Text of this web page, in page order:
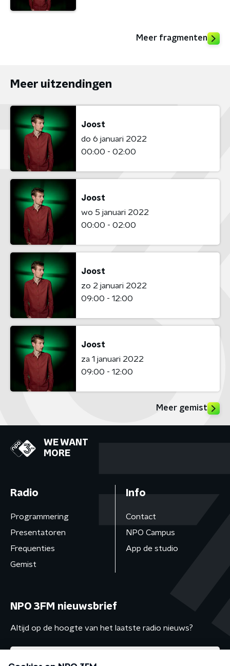
Meer fragmenten
Meer uitzendingen
Joost
do 6 januari 2022
00:00 - 02:00
Joost
wo 5 januari 2022
00:00 - 02:00
Joost
zo 2 januari 2022
09:00 - 12:00
Joost
za 1 januari 2022
09:00 - 12:00
Meer gemist
WE WANT
MORE
Radio
Programmering
Presentatoren
Frequenties
Gemist
Info
Contact
NPO Campus
App de studio
NPO 3FM nieuwsbrief
Altijd op de hoogte van het laatste radio nieuws?